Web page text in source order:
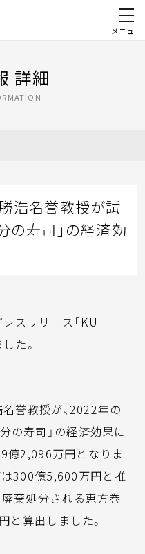
メニュー
詳細
浩名誉教授が試
の寿司」の経済効
スリリース「KU
た。
誉教授が、2022年の
の寿司」の経済効果に
億2,096万円となりま
は300億5,600万円と推
廃棄処分される恵方巻
と算出しました。